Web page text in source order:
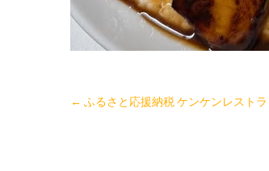
← ふるさと応援納税 ケンケンレスト